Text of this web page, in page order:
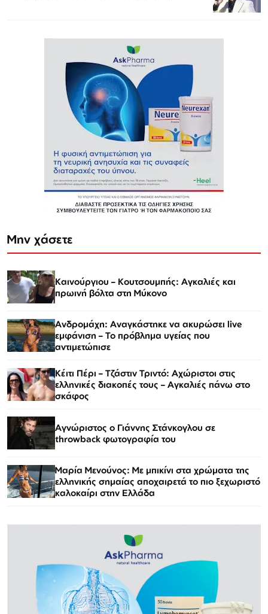
Μην χάσετε
Καινούργιου – Κουτσουμπής: Αγκαλιές και
πρωινή βόλτα στη Μύκονο
Ανδρομάχη: Αναγκάστηκε να ακυρώσει live
εμφάνιση – Το πρόβλημα υγείας που
αντιμετώπισε
Κέιτι Πέρι – Τζάστιν Τριντό: Αχώριστοι στις
ελληνικές διακοπές τους – Αγκαλιές πάνω στο
σκάφος
Αγνώριστος ο Γιάννης Στάνκογλου σε
throwback φωτογραφία του
Μαρία Μενούνος: Με μπικίνι στα χρώματα της
ελληνικής σημαίας αποχαιρετά το πιο ξεχωριστό
καλοκαίρι στην Ελλάδα